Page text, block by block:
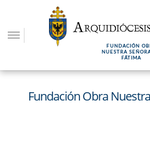
contenido
FUNDACIÓN
NUESTRA
FÁTIMA
Fundación Obra